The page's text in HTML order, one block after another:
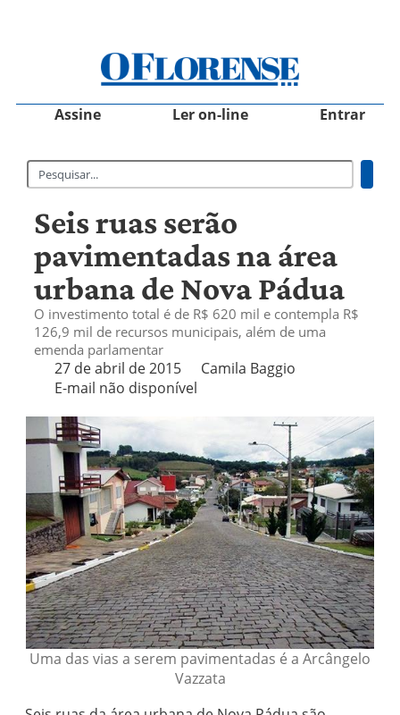
Assine Ler on-line Entrar
Seis ruas serão
pavimentadas na área
urbana de Nova Pádua
O investimento total é de R$ 620 mil e contempla R$
126,9 mil de recursos municipais, além de uma
emenda parlamentar
27 de abril de 2015
Camila Baggio
E-mail não disponível
Uma das vias a serem pavimentadas é a Arcângelo
Vazzata